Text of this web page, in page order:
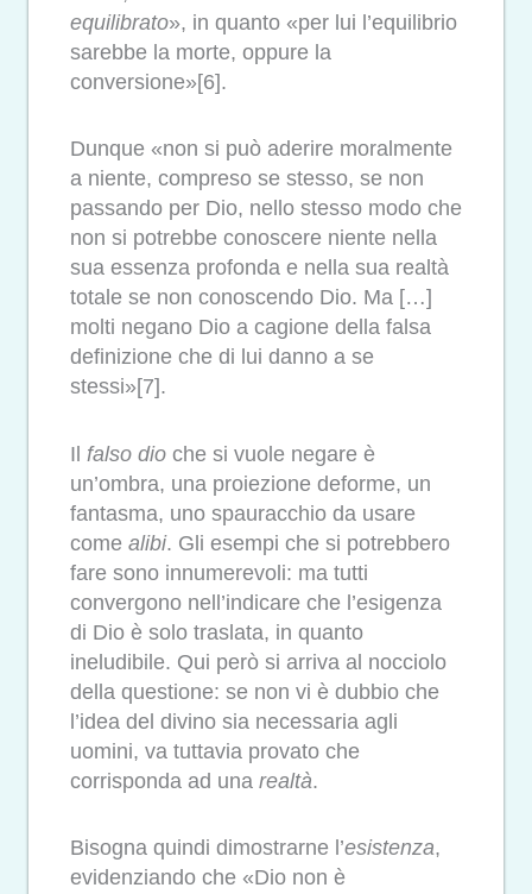
equilibrato», in quanto «per lui l’equilibrio
sarebbe la morte, oppure la
conversione»[6].
Dunque «non si può aderire moralmente
a niente, compreso se stesso, se non
passando per Dio, nello stesso modo che
non si potrebbe conoscere niente nella
sua essenza profonda e nella sua realtà
totale se non conoscendo Dio. Ma […]
molti negano Dio a cagione della falsa
definizione che di lui danno a se
stessi»[7].
Il falso dio che si vuole negare è
un’ombra, una proiezione deforme, un
fantasma, uno spauracchio da usare
come alibi. Gli esempi che si potrebbero
fare sono innumerevoli: ma tutti
convergono nell’indicare che l’esigenza
di Dio è solo traslata, in quanto
ineludibile. Qui però si arriva al nocciolo
della questione: se non vi è dubbio che
l’idea del divino sia necessaria agli
uomini, va tuttavia provato che
corrisponda ad una realtà.
Bisogna quindi dimostrarne l’esistenza,
evidenziando che «Dio non è